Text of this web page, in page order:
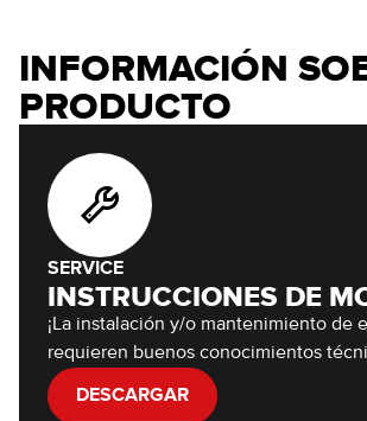
INFORMACIÓN
PRODUCTO
SERVICE
INSTRUCCIONES DE
¡La instalación y/o mantenimiento de
requieren buenos conocimientos
DESCARGAR